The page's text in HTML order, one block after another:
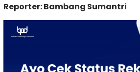
Reporter: Bambang Sumantri